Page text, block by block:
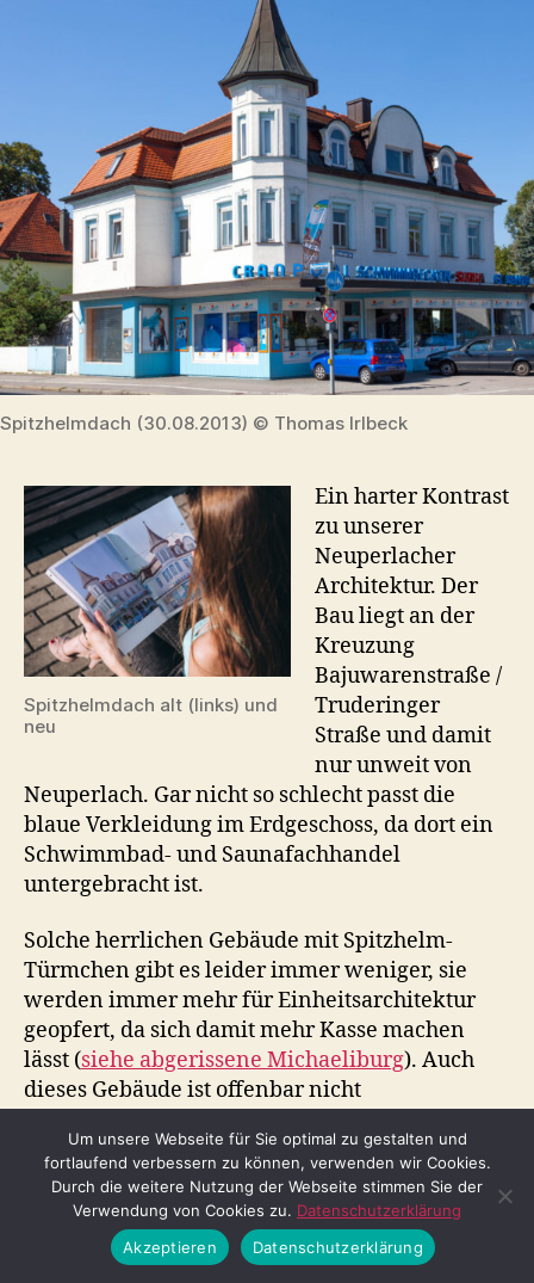
Spitzhelmdach (30.08.2013) © Thomas Irlbeck
Spitzhelmdach alt (links) und
neu
Ein harter Kontrast
zu unserer
Neuperlacher
Architektur. Der
Bau liegt an der
Kreuzung
Bajuwarenstraße /
Truderinger
Straße und damit
nur unweit von
Neuperlach. Gar nicht so schlecht passt die
blaue Verkleidung im Erdgeschoss, da dort ein
Schwimmbad- und Saunafachhandel
untergebracht ist.
Solche herrlichen Gebäude mit Spitzhelm-
Türmchen gibt es leider immer weniger, sie
werden immer mehr für Einheitsarchitektur
geopfert, da sich damit mehr Kasse machen
lässt (siehe abgerissene Michaeliburg). Auch
dieses Gebäude ist offenbar nicht
Verzeichnissen der Baudenkmäler ist es
jedenfalls nicht gelistet.
2021 zeigt sich das Haus im neuen Look:
Um unsere Webseite für Sie optimal zu gestalten und
fortlaufend verbessern zu können, verwenden wir Cookies.
Durch die weitere Nutzung der Webseite stimmen Sie der
Verwendung von Cookies zu. Datenschutzerklärung
Akzeptieren
Datenschutzerklärung